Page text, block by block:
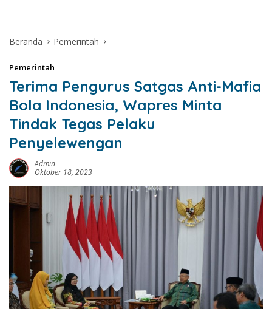
Beranda Pemerintah
Pemerintah
Terima Pengurus Satgas Anti-Mafia
Bola Indonesia, Wapres Minta
Tindak Tegas Pelaku
Penyelewengan
Admin
Oktober 18, 2023